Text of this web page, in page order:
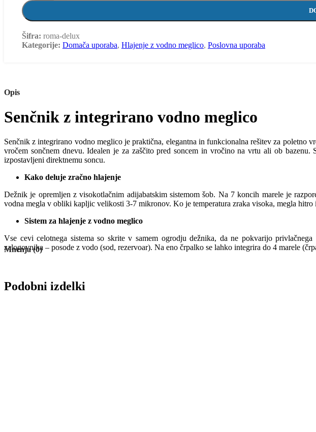
Šifra: roma-delux
Kategorije: Domača uporaba, Hlajenje z vodno meglico, Poslovna uporaba
Opis
Senčnik z integrirano vodno meglico
Senčnik z integrirano vodno meglico je praktična, elegantna in funkcionalna rešitev za
vročem sončnem dnevu. Idealen je za zaščito pred soncem in vročino na vrtu ali ob
izpostavljeni direktnemu soncu.
Kako deluje zračno hlajenje
Dežnik je opremljen z visokotlačnim adijabatskim sistemom šob. Na 7 koncih marele je
vodna megla v obliki kapljic velikosti 3-7 mikronov. Ko je temperatura zraka visoka, megla
Sistem za hlajenje z vodno meglico
Vse cevi celotnega sistema so skrite v samem ogrodju dežnika, da ne pokvarijo
zalogovnika – posode z vodo (sod, rezervoar). Na eno črpalko se lahko integrira do 4 marele
Mnenja (0)
Podobni izdelki